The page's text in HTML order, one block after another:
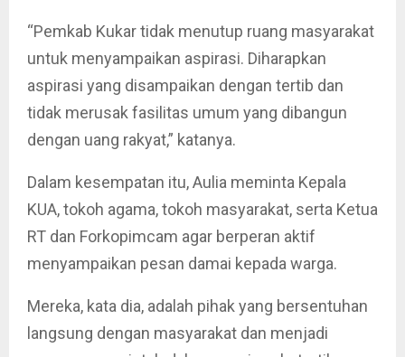
“Pemkab Kukar tidak menutup ruang masyarakat
untuk menyampaikan aspirasi. Diharapkan
aspirasi yang disampaikan dengan tertib dan
tidak merusak fasilitas umum yang dibangun
dengan uang rakyat,” katanya.
Dalam kesempatan itu, Aulia meminta Kepala
KUA, tokoh agama, tokoh masyarakat, serta Ketua
RT dan Forkopimcam agar berperan aktif
menyampaikan pesan damai kepada warga.
Mereka, kata dia, adalah pihak yang bersentuhan
langsung dengan masyarakat dan menjadi